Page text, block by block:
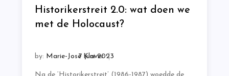
Historikerstreit 2.0: wat doen we
met de Holocaust?
by: Marie-José Klaver